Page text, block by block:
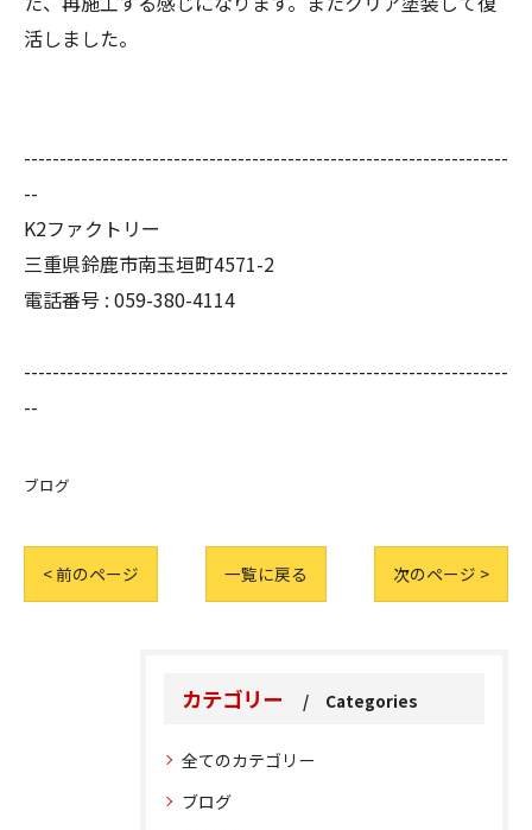
活しました。
--------------------------------------------------------------------
--
K2ファクトリー
三重県鈴鹿市南玉垣町4571-2
電話番号 : 059-380-4114
--------------------------------------------------------------------
--
ブログ
< 前のページ 一覧に戻る 次のページ >
カテゴリー Categories
全てのカテゴリー
ブログ